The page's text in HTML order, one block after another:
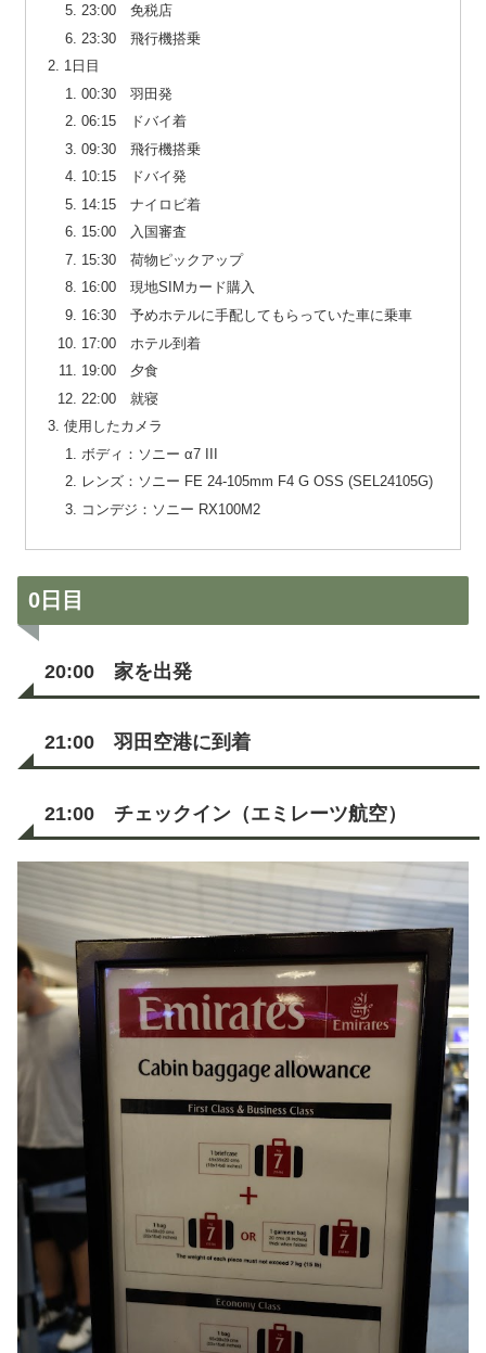
23:00 免税店
23:30 飛行機搭乗
1日目
00:30 羽田発
06:15 ドバイ着
09:30 飛行機搭乗
10:15 ドバイ発
14:15 ナイロビ着
15:00 入国審査
15:30 荷物ピックアップ
16:00 現地SIMカード購入
16:30 予めホテルに手配してもらっていた車に乗車
17:00 ホテル到着
19:00 夕食
22:00 就寝
使用したカメラ
ボディ：ソニー α7 III
レンズ：ソニー FE 24-105mm F4 G OSS (SEL24105G)
コンデジ：ソニー RX100M2
0日目
20:00 家を出発
21:00 羽田空港に到着
21:00 チェックイン（エミレーツ航空）